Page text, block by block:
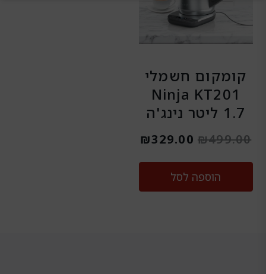
‏קומקום חשמלי
Ninja KT201
₪499.00
₪329.00
הוספה לסל